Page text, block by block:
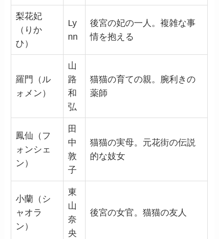
梨花妃
（りか
ひ）
Ly
nn
後宮の妃の一人。複雑な事
情を抱える
羅門（ル
ォメン）
山
路
和
弘
猫猫の育ての親。腕利きの
薬師
鳳仙（フ
ォンシェ
ン）
田
中
敦
子
猫猫の実母。元花街の伝説
的な妓女
小蘭（シ
ャオラ
ン）
東
山
奈
央
後宮の女官。猫猫の友人